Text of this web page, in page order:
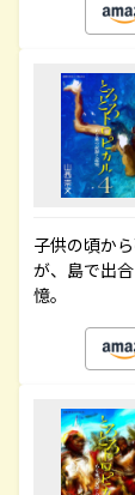
子供の頃か
が、島で出
憶。